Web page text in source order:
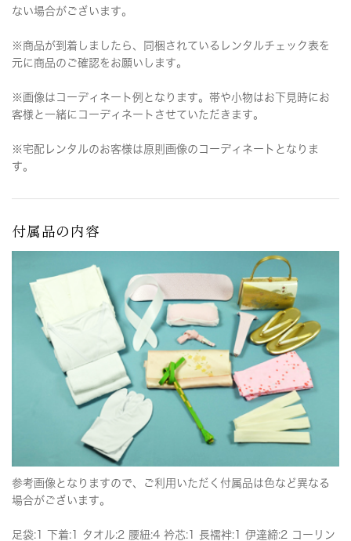
ない場合がございます。
※商品が到着しましたら、同梱されているレンタルチェック表を
元に商品のご確認をお願いします。
※画像はコーディネート例となります。帯や小物はお下見時にお
客様と一緒にコーディネートさせていただきます。
※宅配レンタルのお客様は原則画像のコーディネートとなりま
す。
付属品の内容
参考画像となりますので、ご利用いただく付属品は色など異なる
場合がございます。
足袋:1 下着:1 タオル:2 腰紐:4 衿芯:1 長襦袢:1 伊達締:2 コーリン